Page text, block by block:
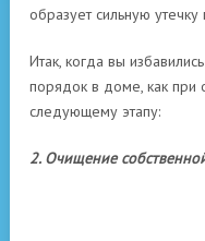
образует сильную
Итак, когда вы
порядок в доме, как при
следующему этапу:
2. Очищение